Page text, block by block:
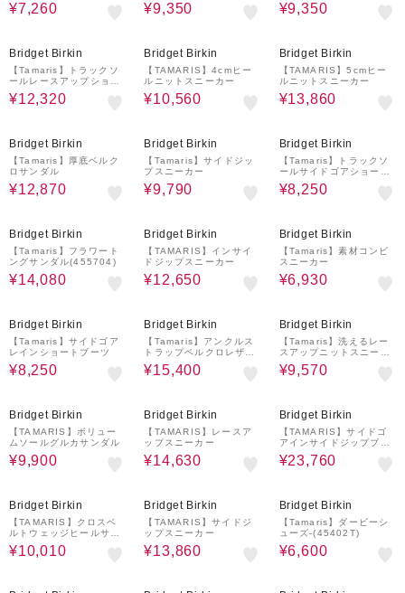
¥7,260 ¥9,350 ¥9,350
Bridget Birkin
【Tamaris】トラックソ
ールレースアップショー
トブーツ
¥12,320
Bridget Birkin
【TAMARIS】4cmヒー
ルニットスニーカー
¥10,560
Bridget Birkin
【TAMARIS】5cmヒー
ルニットスニーカー
¥13,860
Bridget Birkin
【Tamaris】厚底ベルク
ロサンダル
¥12,870
Bridget Birkin
【Tamaris】サイドジッ
プスニーカー
¥9,790
Bridget Birkin
【Tamaris】トラックソ
ールサイドゴアショート
ブーツ
¥8,250
Bridget Birkin
【Tamaris】フラワート
ングサンダル(455704)
¥14,080
Bridget Birkin
【TAMARIS】インサイ
ドジップスニーカー
¥12,650
Bridget Birkin
【Tamaris】素材コンビ
スニーカー
¥6,930
Bridget Birkin
【Tamaris】サイドゴア
レインショートブーツ
¥8,250
Bridget Birkin
【Tamaris】アンクルス
トラップベルクロレザー
サンダル(455705)
¥15,400
Bridget Birkin
【Tamaris】洗えるレー
スアップニットスニーカ
ー
¥9,570
Bridget Birkin
【TAMARIS】ボリュー
ムソールグルカサンダル
¥9,900
Bridget Birkin
【TAMARIS】レースア
ップスニーカー
¥14,630
Bridget Birkin
【TAMARIS】サイドゴ
アインサイドジップブー
ツ
¥23,760
Bridget Birkin
【TAMARIS】クロスベ
ルトウェッジヒールサン
ダル
¥10,010
Bridget Birkin
【TAMARIS】サイドジ
ップスニーカー
¥13,860
Bridget Birkin
【Tamaris】ダービーシ
ューズ-(45402T)
¥6,600